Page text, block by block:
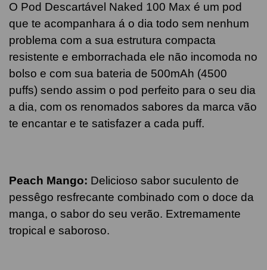
O Pod Descartável Naked 100 Max é um pod
que te acompanhara á o dia todo sem nenhum
problema com a sua estrutura compacta
resistente e emborrachada ele não incomoda no
bolso e com sua bateria de 500mAh (4500
puffs) sendo assim o pod perfeito para o seu dia
a dia, com os renomados sabores da marca vão
te encantar e te satisfazer a cada puff.
Peach Mango: Delicioso sabor suculento de
pessêgo resfrecante combinado com o doce da
manga, o sabor do seu verão. Extremamente
tropical e saboroso.